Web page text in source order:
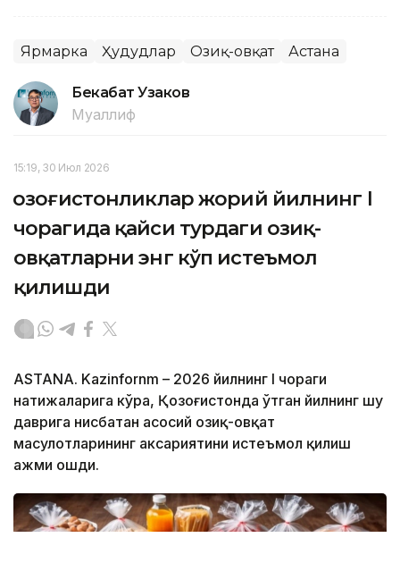
Ярмарка Ҳудудлар Озиқ-овқат Астана
Бекабат Узаков
Муаллиф
15:19, 30 Июл 2026
Қозоғистонликлар жорий йилнинг I
чорагида қайси турдаги озиқ-
овқатларни энг кўп истеъмол
қилишди
ASTANА. Kazinfornm – 2026 йилнинг I чораги
натижаларига кўра, Қозоғистонда ўтган йилнинг шу
даврига нисбатан асосий озиқ-овқат
маҳсулотларининг аксариятини истеъмол қилиш
ҳажми ошди.